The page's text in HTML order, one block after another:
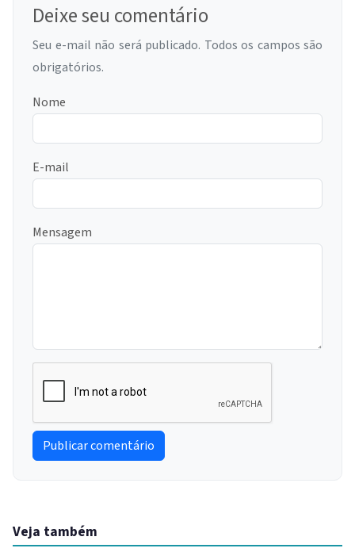
Deixe seu comentário
Seu e-mail não será publicado. Todos os campos são
obrigatórios.
Nome
E-mail
Mensagem
Publicar comentário
Veja também